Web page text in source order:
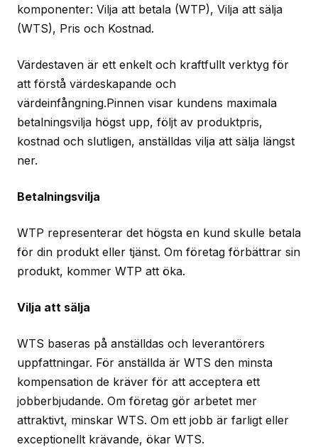
komponenter: Vilja att betala (WTP), Vilja att sälja
(WTS), Pris och Kostnad.
Värdestaven är ett enkelt och kraftfullt verktyg för
att förstå värdeskapande och
värdeinfångning.Pinnen visar kundens maximala
betalningsvilja högst upp, följt av produktpris,
kostnad och slutligen, anställdas vilja att sälja längst
ner.
Betalningsvilja
WTP representerar det högsta en kund skulle betala
för din produkt eller tjänst. Om företag förbättrar sin
produkt, kommer WTP att öka.
Vilja att sälja
WTS baseras på anställdas och leverantörers
uppfattningar. För anställda är WTS den minsta
kompensation de kräver för att acceptera ett
jobberbjudande. Om företag gör arbetet mer
attraktivt, minskar WTS. Om ett jobb är farligt eller
exceptionellt krävande, ökar WTS.